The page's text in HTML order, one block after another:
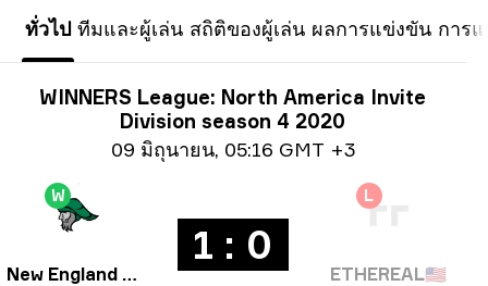
ทั่วไป ทีมและผู้เล่น สถิติของผู้เล่น ผลการแข่งขัน การ
ข้อมูลการแข่งขัน
WINNERS League: North America Invite
Division season 4 2020
09 มิถุนายน, 05:16 GMT +3
W
New England Whalers
1 : 0
L
ETHEREAL🇺🇸